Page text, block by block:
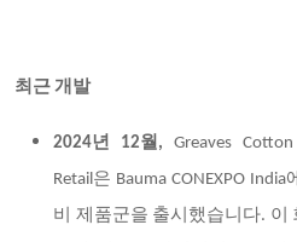
최근 개발
2024년 12월, Greaves
Retail은 Bauma CONEXPO
비 제품군을 출시했습니다. 이